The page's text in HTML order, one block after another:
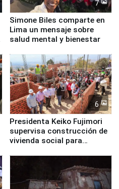
7
Simone Biles comparte en
Lima un mensaje sobre
salud mental y bienestar
6
Presidenta Keiko Fujimori
supervisa construcción de
vivienda social para